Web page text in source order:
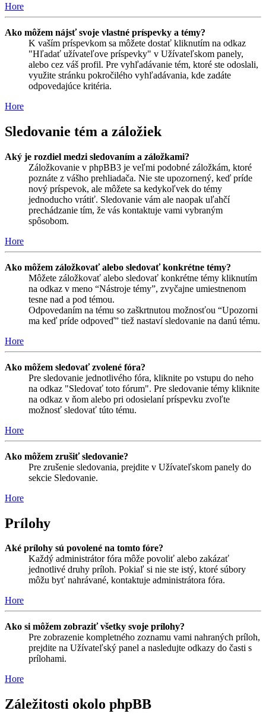
Hore
Ako môžem nájsť svoje vlastné príspevky a témy?
K vaším príspevkom sa môžete dostať kliknutím na odkaz
"Hľadať užívateľove príspevky" v Užívateľskom panely,
alebo cez váš profil. Pre vyhľadávanie tém, ktoré ste odoslali,
využite stránku pokročilého vyhľadávania, kde zadáte
odpovedajúce kritéria.
Hore
Sledovanie tém a záložiek
Aký je rozdiel medzi sledovaním a záložkami?
Záložkovanie v phpBB3 je veľmi podobné záložkám, ktoré
poznáte z vášho prehliadača. Nie ste upozornený, keď príde
nový príspevok, ale môžete sa kedykoľvek do témy
jednoducho vrátiť. Sledovanie vám ale naopak uľahčí
prechádzanie tím, že vás kontaktuje vami vybraným
spôsobom.
Hore
Ako môžem záložkovať alebo sledovať konkrétne témy?
Môžete záložkovať alebo sledovať konkrétne témy kliknutím
na odkaz v meno “Nástroje témy”, zvyčajne umiestnenom
tesne nad a pod témou.
Odpovedaním na tému so zaškrtnutou možnosťou “Upozorni
ma keď príde odpoveď” tiež nastaví sledovanie na danú tému.
Hore
Ako môžem sledovať zvolené fóra?
Pre sledovanie jednotlivého fóra, kliknite po vstupu do neho
na odkaz "Sledovať toto fórum". Pre sledovanie témy kliknite
na odkaz v ňom alebo pri odosielaní príspevku zvoľte
možnosť sledovať túto tému.
Hore
Ako môžem zrušiť sledovanie?
Pre zrušenie sledovania, prejdite v Užívateľskom panely do
sekcie Sledovanie.
Hore
Prílohy
Aké prílohy sú povolené na tomto fóre?
Každý administrátor fóra môže povoliť alebo zakázať
jednotlivé druhy príloh. Pokiaľ si nie ste istý, ktoré súbory
môžu byť nahrávané, kontaktuje administrátora fóra.
Hore
Ako si môžem zobraziť všetky svoje prílohy?
Pre zobrazenie kompletného zoznamu vami nahraných príloh,
prejdite na Užívateľský panel a nasledujte odkazy do časti s
prílohami.
Hore
Záležitosti okolo phpBB